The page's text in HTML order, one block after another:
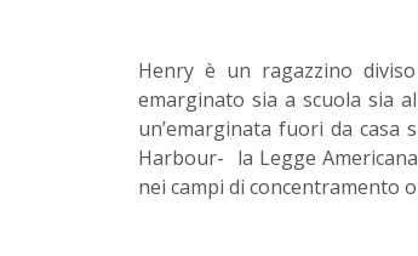
Henry è un ragazzino
emarginato sia a scuola sia
un’emarginata fuori da casa
Harbour- la Legge
nei campi di concentramento